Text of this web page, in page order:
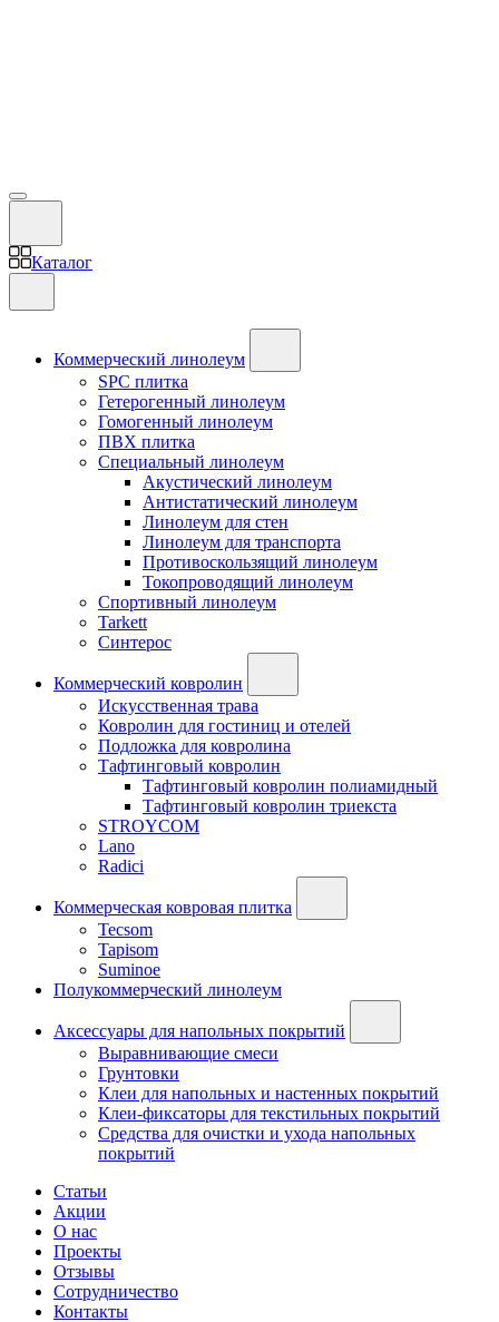
Каталог
Коммерческий линолеум
SPC плитка
Гетерогенный линолеум
Гомогенный линолеум
ПВХ плитка
Специальный линолеум
Акустический линолеум
Антистатический линолеум
Линолеум для стен
Линолеум для транспорта
Противоскользящий линолеум
Токопроводящий линолеум
Спортивный линолеум
Tarkett
Синтерос
Коммерческий ковролин
Искусственная трава
Ковролин для гостиниц и отелей
Подложка для ковролина
Тафтинговый ковролин
Тафтинговый ковролин полиамидный
Тафтинговый ковролин триекста
STROYCOM
Lano
Radici
Коммерческая ковровая плитка
Tecsom
Tapisom
Suminoe
Полукоммерческий линолеум
Аксессуары для напольных покрытий
Выравнивающие смеси
Грунтовки
Клеи для напольных и настенных покрытий
Клеи-фиксаторы для текстильных покрытий
Средства для очистки и ухода напольных
покрытий
Статьи
Акции
О нас
Проекты
Отзывы
Сотрудничество
Контакты